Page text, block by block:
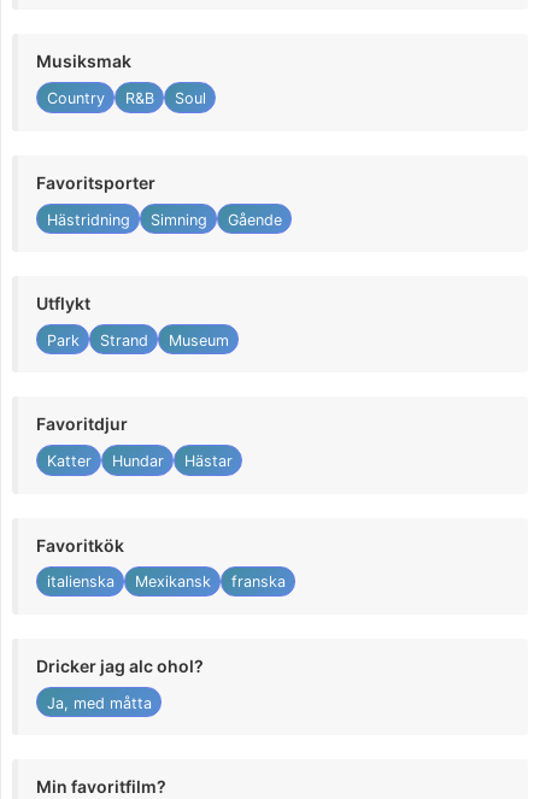
Musiksmak
Country R&B Soul
Favoritsporter
Hästridning Simning Gående
Utflykt
Park Strand Museum
Favoritdjur
Katter Hundar Hästar
Favoritkök
italienska Mexikansk franska
Dricker jag alc ohol?
Ja, med måtta
Min favoritfilm?